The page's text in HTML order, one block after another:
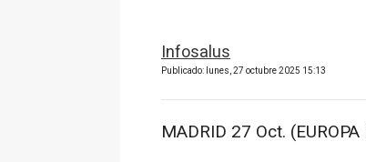
Infosalus
Publicado: lunes, 27 octubre 2025 15:13
MADRID 27 Oct. (EUROPA